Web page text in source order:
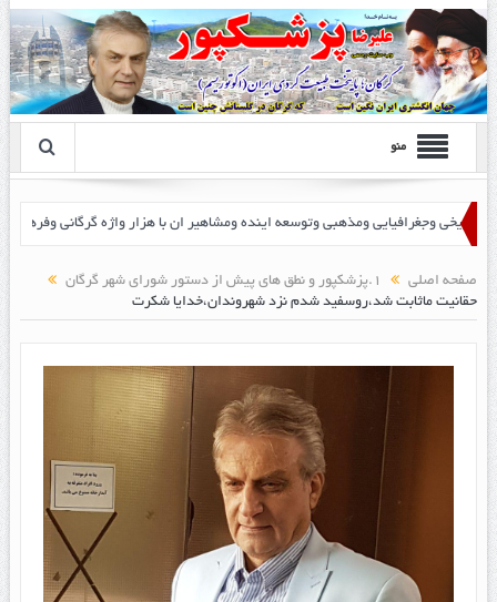
منو
صفحه اصلی
1.پزشکپور و نطق های پیش از دستور شورای شهر گرگان
حقانیت ماثابت شد،روسفید شدم نزد شهروندان،خدایا شکرت